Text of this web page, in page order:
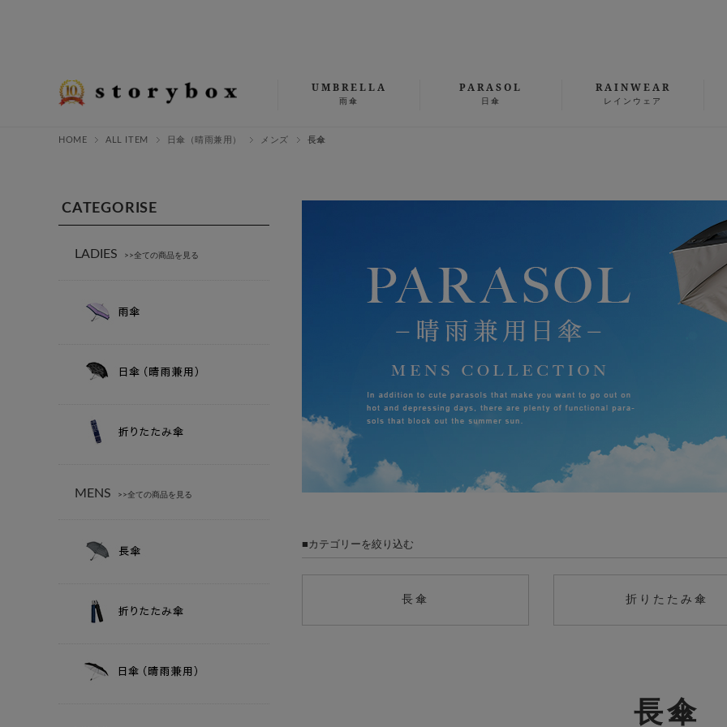
UMBRELLA
雨傘
PARASOL
日傘
RAINWEAR
レインウェア
HOME ALL ITEM 日傘（晴雨兼用） メンズ 長傘
カテゴリーを絞り込む
長傘 折りたたみ傘
長傘
CATEGORISE
LADIES >>全ての商品を見る
MENS >>全ての商品を見る